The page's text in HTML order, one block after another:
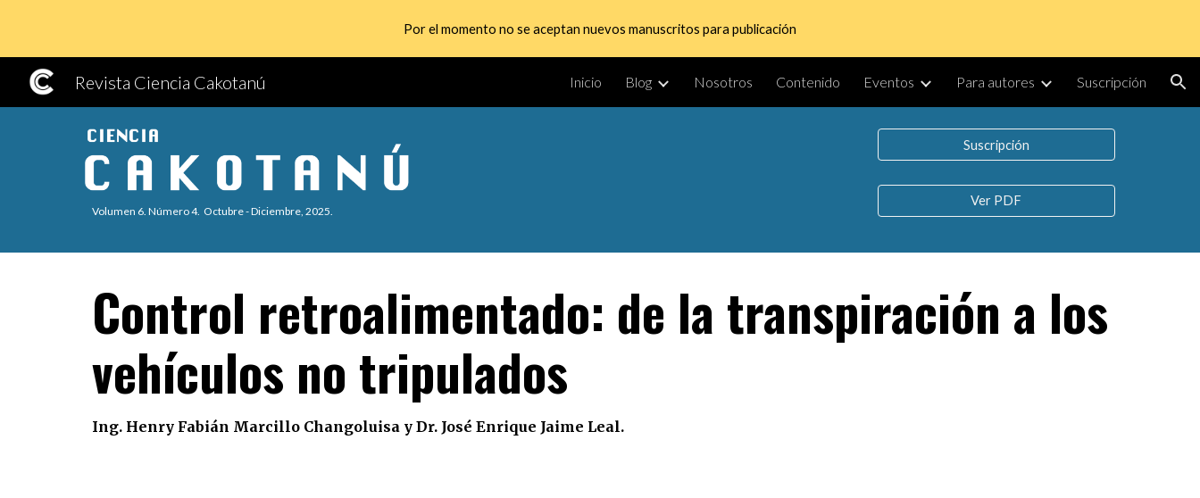
Skip to main content Skip to navigation
Por el momento no se aceptan nuevos manuscritos para publicación
Revista Ciencia Cakotanú Inicio Blog Nosotros Contenido Eventos Para autores Suscripción
Volumen 6. Número 4. Octubre - Diciembre, 2025.
Suscripción
Ver PDF
Control retroalimentado: de la transpiración a los
vehículos no tripulados
Ing. Henry Fabián Marcillo Changoluisa y Dr. José Enrique Jaime Leal.